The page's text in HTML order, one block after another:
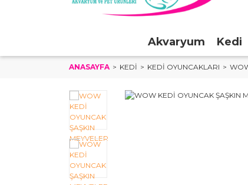
Akvaryum Kedi
ANASAYFA KEDI KEDI OYUNCAKLARI